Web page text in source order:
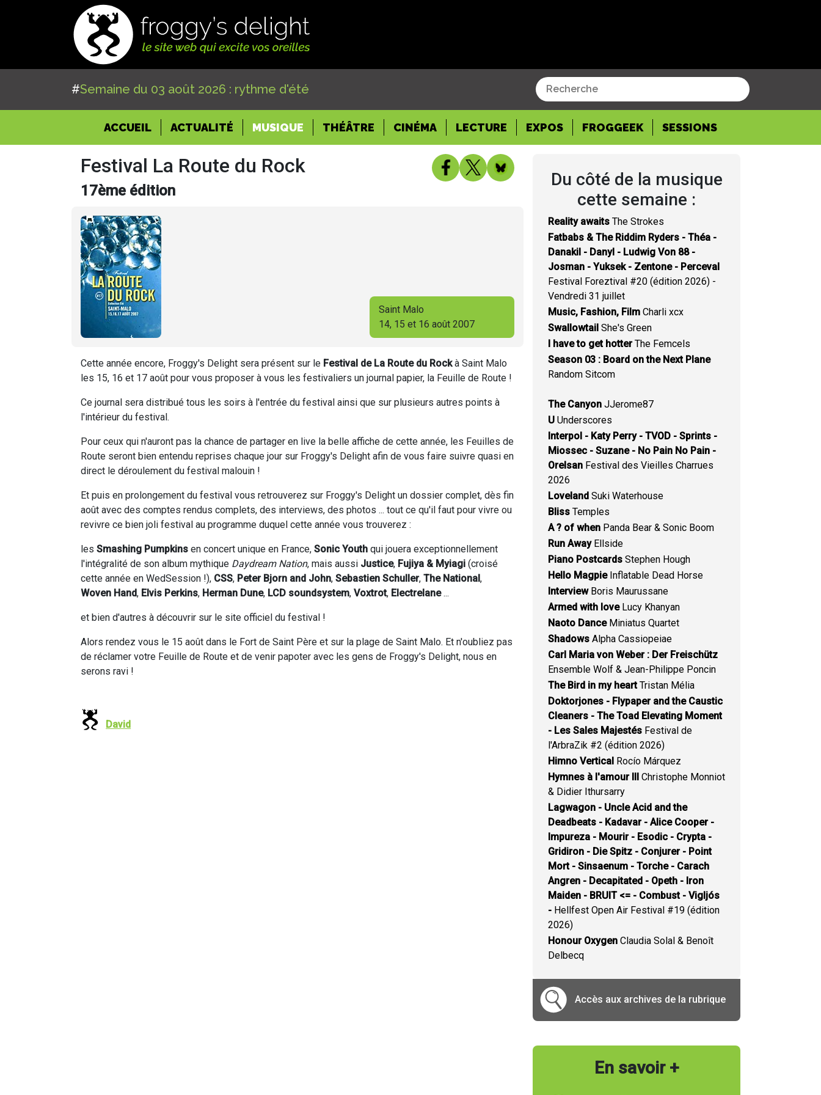
#Semaine du 03 août 2026 : rythme d'été
ACCUEIL(CURRENT)
ACTUALITÉ MUSIQUE THÉÂTRE CINÉMA LECTURE EXPOS FROGGEEK SESSIONS
Festival La Route du Rock
17ème édition
Saint Malo
14, 15 et 16 août 2007
Cette année encore, Froggy's Delight sera présent sur le Festival de La Route du Rockà Saint Malo
les 15, 16 et 17 août pour vous proposer à vous les festivaliers un journal papier, la Feuille de Route !
Ce journal sera distribué tous les soirs à l'entrée du festival ainsi que sur plusieurs autres points à
l'intérieur du festival.
Pour ceux qui n'auront pas la chance de partager en live la belle affiche de cette année, les Feuilles de
Route seront bien entendu reprises chaque jour sur Froggy's Delight afin de vous faire suivre quasi en
direct le déroulement du festival malouin !
Et puis en prolongement du festival vous retrouverez sur Froggy's Delight un dossier complet, dès fin
août avec des comptes rendus complets, des interviews, des photos ... tout ce qu'il faut pour vivre ou
revivre ce bien joli festival au programme duquel cette année vous trouverez :
les Smashing Pumpkins en concert unique en France, Sonic Youth qui jouera exceptionnellement
l'intégralité de son album mythique Daydream Nation, mais aussi Justice, Fujiya & Myiagi (croisé
cette année en WedSession !), CSS, Peter Bjorn and John, Sebastien Schuller, The National,
Woven Hand, Elvis Perkins, Herman Dune, LCD soundsystem, Voxtrot, Electrelane...
et bien d'autres à découvrir sur le site officiel du festival !
Alors rendez vous le 15 août dans le Fort de Saint Père et sur la plage de Saint Malo. Et n'oubliez pas
de réclamer votre Feuille de Route et de venir papoter avec les gens de Froggy's Delight, nous en
serons ravi !
David
Du côté de la musique
cette semaine :
Reality awaits The Strokes
Fatbabs & The Riddim Ryders - Théa -
Danakil - Danyl - Ludwig Von 88 -
Josman - Yuksek - Zentone - Perceval
Festival Foreztival #20 (édition 2026) -
Vendredi 31 juillet
Music, Fashion, Film Charli xcx
Swallowtail She's Green
I have to get hotterThe Femcels
Season 03 : Board on the Next Plane
Random Sitcom
The Canyon JJerome87
U Underscores
Interpol - Katy Perry - TVOD - Sprints -
Miossec - Suzane - No Pain No Pain -
Orelsan Festival des Vieilles Charrues
2026
Loveland Suki Waterhouse
Bliss Temples
A ? of when Panda Bear & Sonic Boom
Run AwayEllside
Piano Postcards Stephen Hough
Hello MagpieInflatable Dead Horse
InterviewBoris Maurussane
Armed with loveLucy Khanyan
Naoto DanceMiniatus Quartet
Shadows Alpha Cassiopeiae
Carl Maria von Weber : Der Freischütz
Ensemble Wolf & Jean-Philippe Poncin
The Bird in my heartTristan Mélia
Doktorjones - Flypaper and the Caustic
Cleaners - The Toad Elevating Moment
- Les Sales Majestés Festival de
l'ArbraZik #2 (édition 2026)
Himno Vertical Rocío Márquez
Hymnes à l'amour III Christophe Monniot
& Didier Ithursarry
Lagwagon - Uncle Acid and the
Deadbeats - Kadavar - Alice Cooper -
Impureza - Mourir - Esodic - Crypta -
Gridiron - Die Spitz - Conjurer - Point
Mort - Sinsaenum - Torche - Carach
Angren - Decapitated - Opeth - Iron
Maiden - BRUIT <= - Combust - Vigljós
- Hellfest Open Air Festival #19 (édition
2026)
Honour Oxygen Claudia Solal & Benoît
Delbecq
Accès aux archives de la rubrique
En savoir +